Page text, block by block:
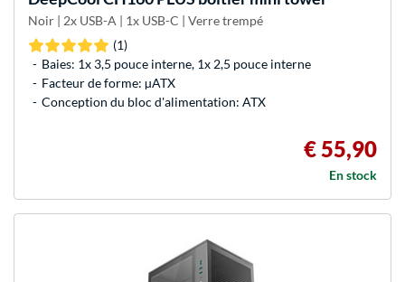
Noir | 2x USB-A | 1x USB-C | Verre trempé
(1)
Baies: 1x 3,5 pouce interne, 1x 2,5 pouce interne
Facteur de forme: µATX
Conception du bloc d'alimentation: ATX
€ 55,90
En stock